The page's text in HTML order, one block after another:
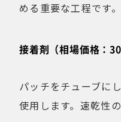
める重要な工程です。
接着剤（相場価格：
パッチをチューブに
使用します。速乾性